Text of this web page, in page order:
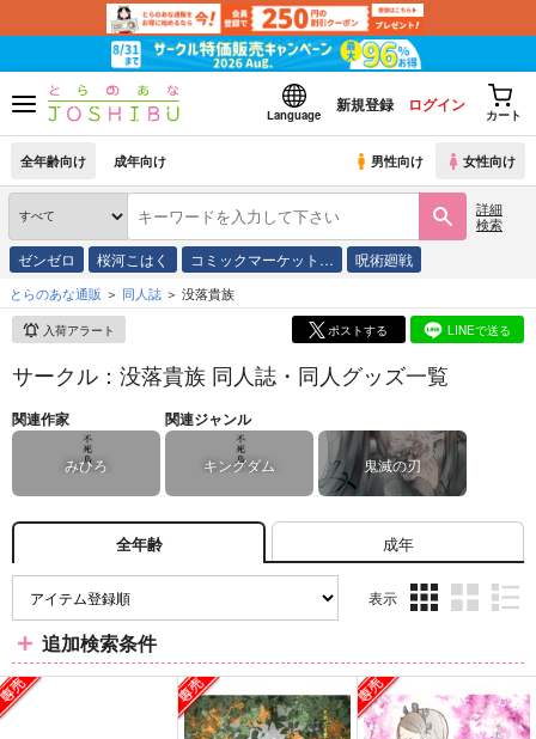
Language
新規登録 ログイン
カート
全年齢向け 成年向け 男性向け 女性向け
詳細
検索
ゼンゼロ 桜河こはく コミックマーケット… 呪術廻戦
とらのあな通販 同人誌 没落貴族
入荷アラート ポストする LINEで送る
サークル：没落貴族 同人誌・同人グッズ一覧
関連作家
みひろ
関連ジャンル
キングダム 鬼滅の刃
全年齢 成年
表示
ム
表
示
ム
表
示
ム
表
示
追加検索条件